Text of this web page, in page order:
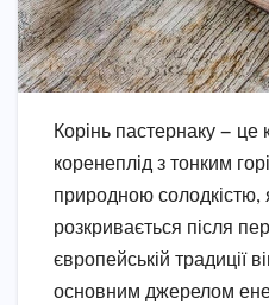
Корінь пастернаку — це
коренеплід з тонким
природною солодкістю,
розкривається після
європейській традиції
основним джерелом